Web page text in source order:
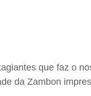
que faz o
da Zambon